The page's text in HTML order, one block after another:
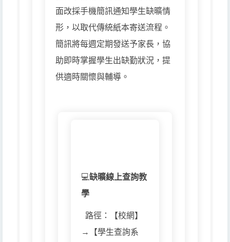
面改採手機簡訊通知學生缺曠情
形，以取代傳統紙本寄送流程。
簡訊將每週定期發送予家長，協
助即時掌握學生出缺勤狀況，提
供適時關懷與輔導。
💻缺曠線上查詢教
學
路徑：【校網】
→【學生查詢系